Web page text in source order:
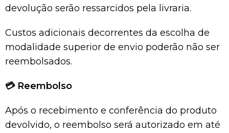
devolução serão ressarcidos pela livraria.
Custos adicionais decorrentes da escolha de
modalidade superior de envio poderão não ser
reembolsados.
💳Reembolso
Após o recebimento e conferência do produto
devolvido, o reembolso será autorizado em até